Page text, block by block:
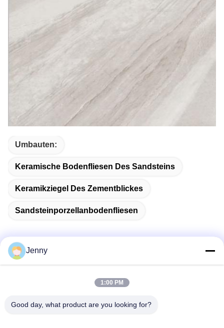
Umbauten:
Keramische Bodenfliesen Des Sandsteins
Keramikziegel Des Zementblickes
Sandsteinporzellanbodenfliesen
2 Stock 11, Nordbezirk 4 Block, Hua Yi International Expo
Jenny
1:00 PM
Good day, what product are you looking for?